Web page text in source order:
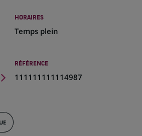
HORAIRES
Temps plein
RÉFÉRENCE
111111111114987